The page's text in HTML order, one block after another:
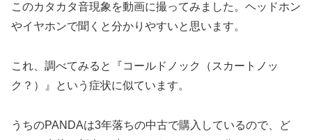
このカタカタ音現象を動画に撮ってみました。ヘッドホン
やイヤホンで聞くと分かりやすいと思います。
これ、調べてみると『コールドノック（スカートノッ
ク？）』という症状に似ています。
うちのPANDAは3年落ちの中古で購入しているので、ど